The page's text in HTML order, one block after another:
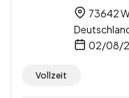
73642
02/08/
Vollzeit